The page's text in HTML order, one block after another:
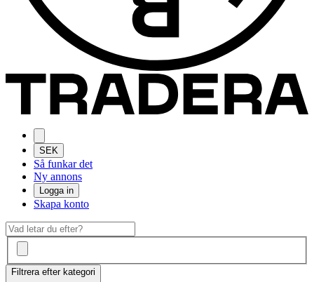
SEK
Så funkar det
Ny annons
Logga in
Skapa konto
Filtrera efter kategori